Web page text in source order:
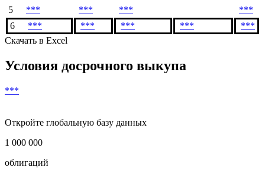
5
*** *** ***
***
6
*** *** *** ***
***
Скачать в Excel
Условия досрочного выкупа
***
Откройте глобальную базу данных
1 000 000
облигаций